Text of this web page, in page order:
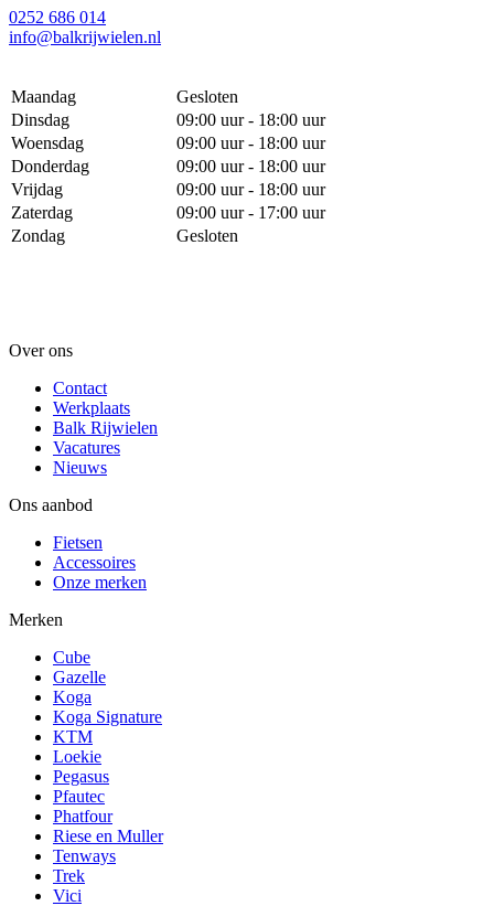
0252 686 014
info@balkrijwielen.nl
Maandag
Gesloten
Dinsdag
09:00 uur - 18:00 uur
Woensdag
09:00 uur - 18:00 uur
Donderdag
09:00 uur - 18:00 uur
Vrijdag
09:00 uur - 18:00 uur
Zaterdag
09:00 uur - 17:00 uur
Zondag
Gesloten
Over ons
Contact
Werkplaats
Balk Rijwielen
Vacatures
Nieuws
Ons aanbod
Fietsen
Accessoires
Onze merken
Merken
Cube
Gazelle
Koga
Koga Signature
KTM
Loekie
Pegasus
Pfautec
Phatfour
Riese en Muller
Tenways
Trek
Vici